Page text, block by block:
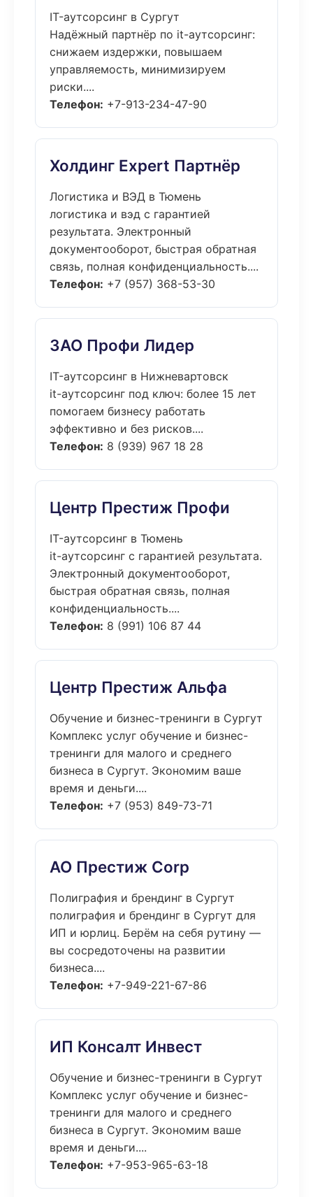
IT-аутсорсинг в Сургут
Надёжный партнёр по it-аутсорсинг:
снижаем издержки, повышаем
управляемость, минимизируем
риски....
Телефон: +7-913-234-47-90
Холдинг Expert Партнёр
Логистика и ВЭД в Тюмень
логистика и вэд с гарантией
результата. Электронный
документооборот, быстрая обратная
связь, полная конфиденциальность....
Телефон: +7 (957) 368-53-30
ЗАО Профи Лидер
IT-аутсорсинг в Нижневартовск
it-аутсорсинг под ключ: более 15 лет
помогаем бизнесу работать
эффективно и без рисков....
Телефон: 8 (939) 967 18 28
Центр Престиж Профи
IT-аутсорсинг в Тюмень
it-аутсорсинг с гарантией результата.
Электронный документооборот,
быстрая обратная связь, полная
конфиденциальность....
Телефон: 8 (991) 106 87 44
Центр Престиж Альфа
Обучение и бизнес-тренинги в Сургут
Комплекс услуг обучение и бизнес-
тренинги для малого и среднего
бизнеса в Сургут. Экономим ваше
время и деньги....
Телефон: +7 (953) 849-73-71
АО Престиж Corp
Полиграфия и брендинг в Сургут
полиграфия и брендинг в Сургут для
ИП и юрлиц. Берём на себя рутину —
вы сосредоточены на развитии
бизнеса....
Телефон: +7-949-221-67-86
ИП Консалт Инвест
Обучение и бизнес-тренинги в Сургут
Комплекс услуг обучение и бизнес-
тренинги для малого и среднего
бизнеса в Сургут. Экономим ваше
время и деньги....
Телефон: +7-953-965-63-18